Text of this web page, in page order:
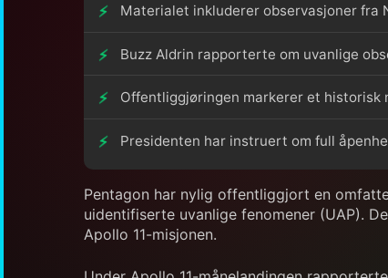
Materialet inkluderer observasjoner fra
Buzz Aldrin rapporterte om uvanlige
Offentliggjøringen markerer et historisk
Presidenten har instruert om full
Pentagon har nylig offentliggjort en
uidentifiserte uvanlige fenomener (UAP).
Apollo 11-misjonen.